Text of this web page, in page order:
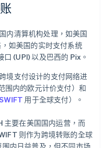
内清算机构处理，如美国
如美国的实时支付系统
(UPI) 以及巴西的 Pix。
境支付设计的支付网络进
围内的欧元计价支付）和
用于全球支付）。
主要在美国国内运营，而
则作为跨境转账的全球